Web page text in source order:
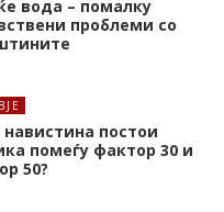
вода – помалку
проблеми со
постои
помеѓу фактор 30 и
50?